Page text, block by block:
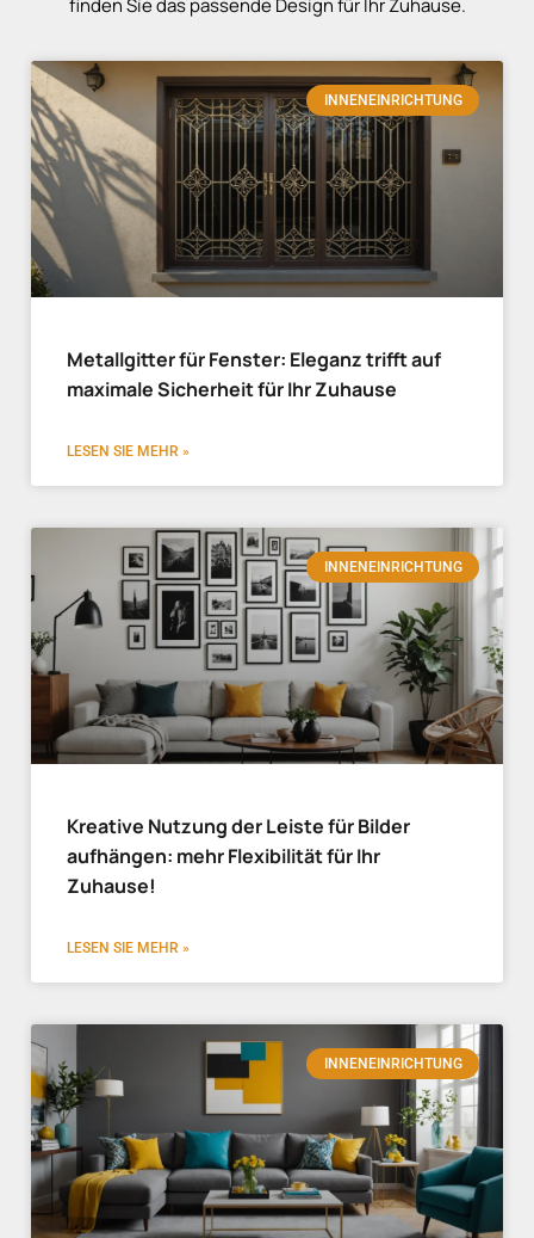
finden Sie das passende Design für Ihr Zuhause.
INNENEINRICHTUNG
Metallgitter für Fenster: Eleganz trifft auf
maximale Sicherheit für Ihr Zuhause
LESEN SIE MEHR »
INNENEINRICHTUNG
Kreative Nutzung der Leiste für Bilder
aufhängen: mehr Flexibilität für Ihr
Zuhause!
LESEN SIE MEHR »
INNENEINRICHTUNG